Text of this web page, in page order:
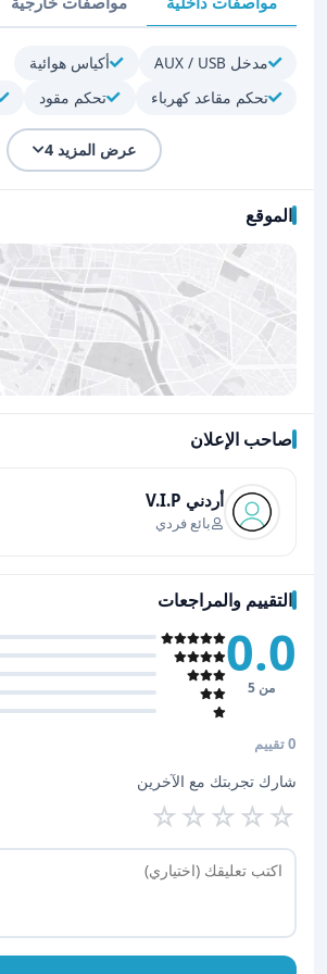
مدخل AUX / USB
أكياس هوائية
تحكم مقاعد كهرباء
تحكم مقود
عرض المزيد 4
الموقع
صاحب الإعلان
أردني V.I.P
بائع فردي
التقييم والمراجعات
0.0
من 5
0 تقييم
شارك تجربتك مع الآخرين
☆
☆
☆
☆
☆